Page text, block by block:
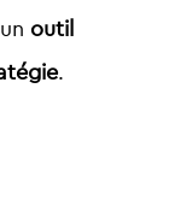
outil
.